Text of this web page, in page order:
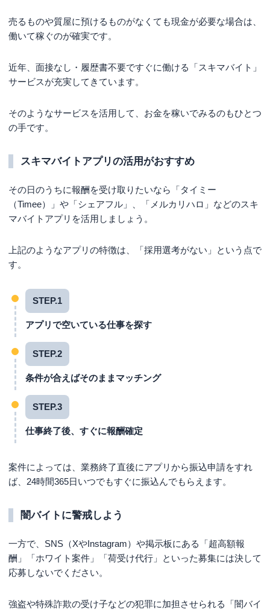
売るものや質屋に預けるものがなくても現金が必要な場合は、
働いて稼ぐのが確実です。
近年、面接なし・履歴書不要ですぐに働ける「スキマバイト」
サービスが充実してきています。
そのようなサービスを活用して、お金を稼いでみるのもひとつ
の手です。
スキマバイトアプリの活用がおすすめ
その日のうちに報酬を受け取りたいなら「タイミー
（Timee）」や「シェアフル」、「メルカリハロ」などのスキ
マバイトアプリを活用しましょう。
上記のようなアプリの特徴は、「採用選考がない」という点で
す。
STEP.1
アプリで空いている仕事を探す
STEP.2
条件が合えばそのままマッチング
STEP.3
仕事終了後、すぐに報酬確定
案件によっては、業務終了直後にアプリから振込申請をすれ
ば、24時間365日いつでもすぐに振込んでもらえます。
闇バイトに警戒しよう
一方で、SNS（XやInstagram）や掲示板にある「超高額報
酬」「ホワイト案件」「荷受け代行」といった募集には決して
応募しないでください。
強盗や特殊詐欺の受け子などの犯罪に加担させられる「闇バイ